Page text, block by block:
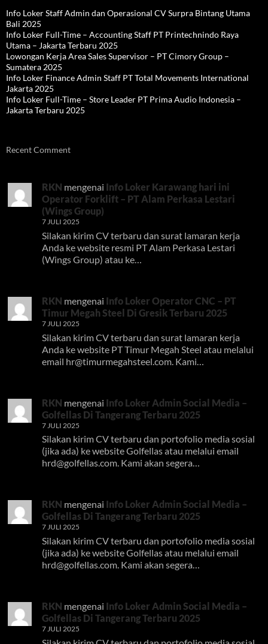
Info Loker Staff Admin dan Operasional CV Surpra Bintang Utama
Bali 2025
Info Loker Full-Time – Accounting Staff PT Printechnindo Raya
Utama – Jakarta Terbaru 2025
Lowongan Kerja Area Sales Supervisor – PT Cimory Group –
Sumatera 2025
Info Loker Finance Admin Staff PT Total Movements International
Jakarta 2025
Info Loker Full-Time – Store Leader PT Prima Audio Indonesia –
Jakarta Terbaru 2025
Recent Comment
RKN mengenai Info Loker Karawang hari ini
Operator Forklift – PT Alam Perkasa Lestari
(Wings Group)
7 JULI 2025
Silakan kirim CV terbaru dan surat lamaran kerja
Anda ke website resmi PT Alam Perkasa Lestari
(Wings Group) atau ke…
RKN mengenai Info Loker Operator CNC – PT
Timur Megah Steel Di Gresik Terbaru 2025
7 JULI 2025
Silakan kirim CV terbaru dan surat lamaran kerja
Anda ke website PT Timur Megah Steel atau melalui
email hr@timurmegahsteel.com . Kami…
RKN mengenai Info Loker Admin Social Media –
Golfellas Di Tangerang Terbaru 2025
7 JULI 2025
Silakan kirim CV terbaru dan portofolio media sosial
(jika ada) ke website Golfellas atau melalui email
hrd@golfellas.com. Kami akan segera…
RKN mengenai Info Loker Admin Social Media –
Golfellas Di Tangerang Terbaru 2025
7 JULI 2025
Silakan kirim CV terbaru dan portofolio media sosial
(jika ada) ke website Golfellas atau melalui email
hrd@golfellas.com. Kami akan segera…
RKN mengenai Info Loker Admin Social Media –
Golfellas Di Tangerang Terbaru 2025
7 JULI 2025